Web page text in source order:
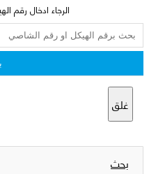
الرجاء ادخال رقم
غلق
بحث